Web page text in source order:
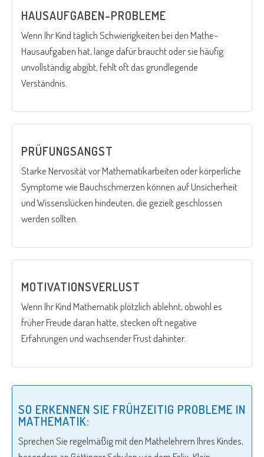
HAUSAUFGABEN-PROBLEME
Wenn Ihr Kind täglich Schwierigkeiten bei den Mathe-
Hausaufgaben hat, lange dafür braucht oder sie häufig
unvollständig abgibt, fehlt oft das grundlegende
Verständnis.
PRÜFUNGSANGST
Starke Nervosität vor Mathematikarbeiten oder körperliche
Symptome wie Bauchschmerzen können auf Unsicherheit
und Wissenslücken hindeuten, die gezielt geschlossen
werden sollten.
MOTIVATIONSVERLUST
Wenn Ihr Kind Mathematik plötzlich ablehnt, obwohl es
früher Freude daran hatte, stecken oft negative
Erfahrungen und wachsender Frust dahinter.
SO ERKENNEN SIE FRÜHZEITIG PROBLEME IN
MATHEMATIK:
Sprechen Sie regelmäßig mit den Mathelehrern Ihres Kindes,